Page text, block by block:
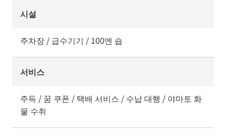
시설
주차장 / 급수기기 / 100엔 숍
서비스
주득 / 꿈 쿠폰 / 택배 서비스 / 수납 대행 / 야마토 화
물 수취